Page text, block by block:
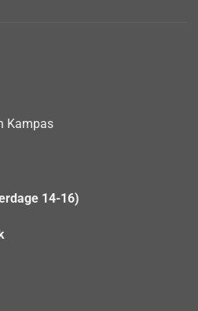
Kampas
14-16)